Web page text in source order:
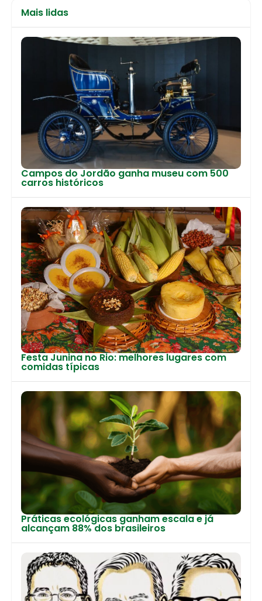
Mais lidas
Campos do Jordão ganha museu com 500
carros históricos
Festa Junina no Rio: melhores lugares com
comidas típicas
Práticas ecológicas ganham escala e já
alcançam 88% dos brasileiros